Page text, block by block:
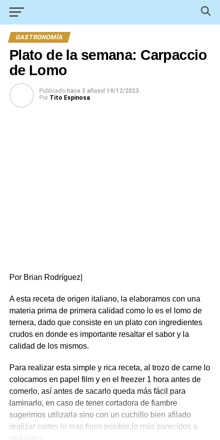
GASTRONOMÍA
Plato de la semana: Carpaccio
de Lomo
Publicado hace 3 añosel 19/12/2023
Por Tito Espinosa
Por Brian Rodríguez|
A esta receta de origen italiano, la elaboramos con una
materia prima de primera calidad como lo es el lomo de
ternera, dado que consiste en un plato con ingredientes
crudos en donde es importante resaltar el sabor y la
calidad de los mismos.
Para realizar esta simple y rica receta, al trozo de carne lo
colocamos en papel film y en el freezer 1 hora antes de
comerlo, así antes de sacarlo queda más fácil para
laminarlo, en caso de tener cortadora de fiambre
sugerimos utilizarla sino con un cuchillo bien afilado
realizar cortes lo mas finos posible,lo más parecidos a